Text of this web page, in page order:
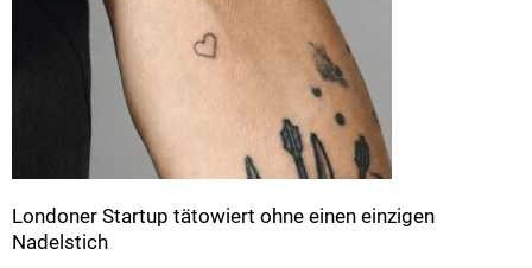
Londoner Startup tätowiert ohne einen einzigen
Nadelstich